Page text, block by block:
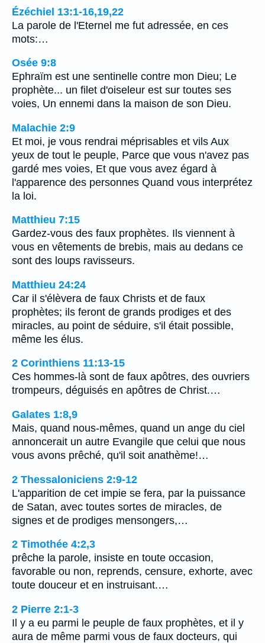
Ézéchiel 13:1-16,19,22
La parole de l'Eternel me fut adressée, en ces
mots:…
Osée 9:8
Ephraïm est une sentinelle contre mon Dieu; Le
prophète... un filet d'oiseleur est sur toutes ses
voies, Un ennemi dans la maison de son Dieu.
Malachie 2:9
Et moi, je vous rendrai méprisables et vils Aux
yeux de tout le peuple, Parce que vous n'avez pas
gardé mes voies, Et que vous avez égard à
l'apparence des personnes Quand vous interprétez
la loi.
Matthieu 7:15
Gardez-vous des faux prophètes. Ils viennent à
vous en vêtements de brebis, mais au dedans ce
sont des loups ravisseurs.
Matthieu 24:24
Car il s'élèvera de faux Christs et de faux
prophètes; ils feront de grands prodiges et des
miracles, au point de séduire, s'il était possible,
même les élus.
2 Corinthiens 11:13-15
Ces hommes-là sont de faux apôtres, des ouvriers
trompeurs, déguisés en apôtres de Christ.…
Galates 1:8,9
Mais, quand nous-mêmes, quand un ange du ciel
annoncerait un autre Evangile que celui que nous
vous avons prêché, qu'il soit anathème!…
2 Thessaloniciens 2:9-12
L'apparition de cet impie se fera, par la puissance
de Satan, avec toutes sortes de miracles, de
signes et de prodiges mensongers,…
2 Timothée 4:2,3
prêche la parole, insiste en toute occasion,
favorable ou non, reprends, censure, exhorte, avec
toute douceur et en instruisant.…
2 Pierre 2:1-3
Il y a eu parmi le peuple de faux prophètes, et il y
aura de même parmi vous de faux docteurs, qui